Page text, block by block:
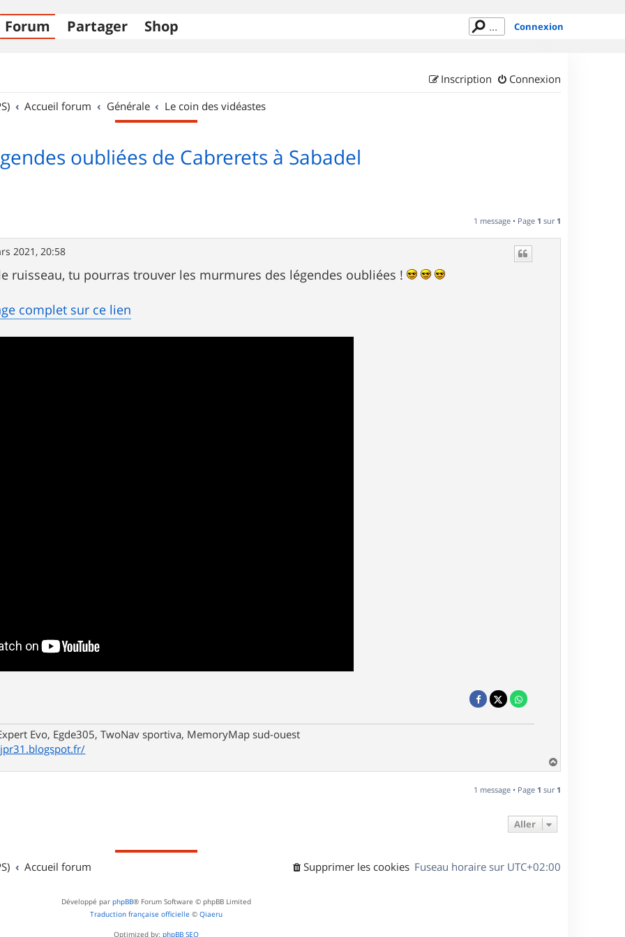
Forum Partager Shop Connexion
Connexion
Inscription
Accueil forum Générale Le coin des vidéastes
oubliées de Cabrerets à Sabadel
1 message • Page 1 sur 1
2021, 20:58
ruisseau, tu pourras trouver les murmures des légendes oubliées !
complet sur ce lien
Evo, Egde305, TwoNav sportiva, MemoryMap sud-ouest
a
t
1 message • Page 1 sur 1
Aller
Accueil forum Fuseau horaire sur UTC+02:00
Supprimer les cookies
Développé par phpBB® Forum Software © phpBB Limited
Traduction française officielle © Qiaeru
Optimized by: phpBB SEO